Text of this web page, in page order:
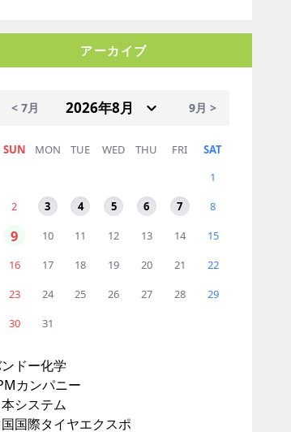
アーカイブ
< 7月 9月 >
SUN MON TUE WED THU FRI
SAT
1
2
3 4 5 6 7 8
9 10 11 12 13 14
15
16
17 18 19 20 21
22
23
24 25 26 27 28
29
30
31